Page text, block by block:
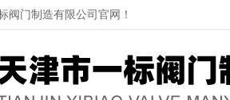
阀门制造有限公司官网！